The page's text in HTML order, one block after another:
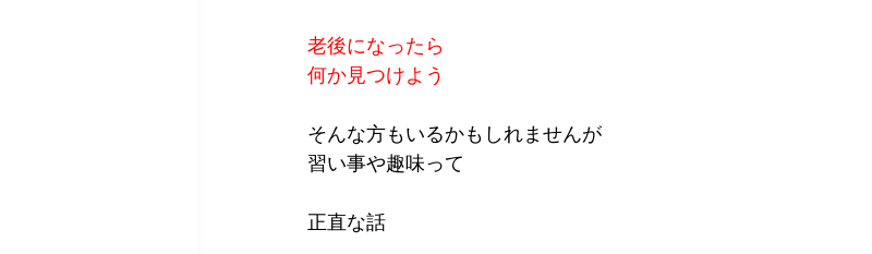
老後になったら
何か見つけよう
そんな方もいるかもしれませんが
習い事や趣味って
正直な話